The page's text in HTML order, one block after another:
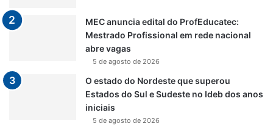
MEC anuncia edital do ProfEducatec:
Mestrado Profissional em rede nacional
abre vagas
5 de agosto de 2026
O estado do Nordeste que superou
Estados do Sul e Sudeste no Ideb dos anos
iniciais
5 de agosto de 2026